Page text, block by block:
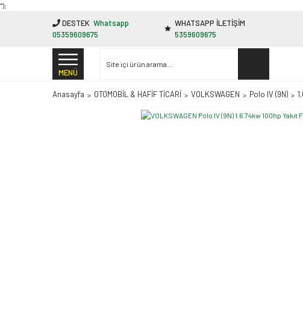
"');
DESTEK Whatsapp
05359609675
WHATSAPP İLETİŞİM
5359609675
MENÜ
Anasayfa OTOMOBİL & HAFİF TİCARİ VOLKSWAGEN Polo IV (9N)